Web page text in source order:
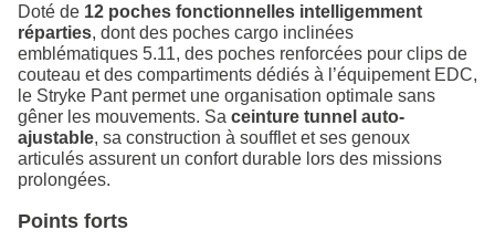
Doté de 12 poches fonctionnelles intelligemment
réparties, dont des poches cargo inclinées
emblématiques 5.11, des poches renforcées pour clips de
couteau et des compartiments dédiés à l’équipement EDC,
le Stryke Pant permet une organisation optimale sans
gêner les mouvements. Sa ceinture tunnel auto-
ajustable, sa construction à soufflet et ses genoux
articulés assurent un confort durable lors des missions
prolongées.
Points forts